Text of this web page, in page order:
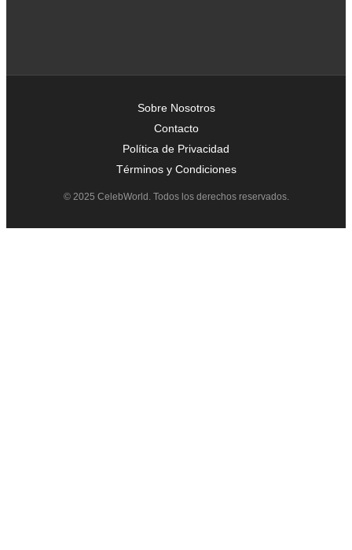
Sobre Nosotros
Contacto
Política de Privacidad
Términos y Condiciones
© 2025 CelebWorld. Todos los derechos reservados.